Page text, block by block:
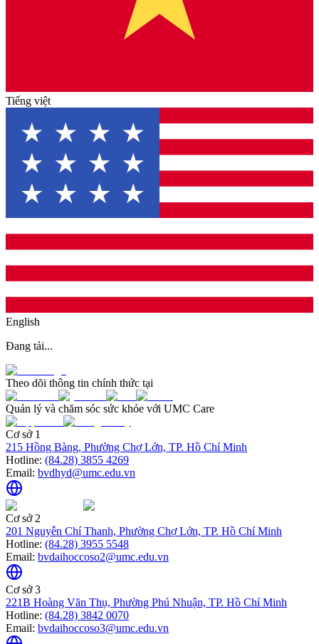
Tiếng việt
English
Đang tải...
Theo dõi thông tin chính thức tại
Quản lý và chăm sóc sức khỏe với UMC Care
Cơ sở 1
215 Hồng Bàng, Phường Chợ Lớn, TP. Hồ Chí Minh
Hotline: (84.28) 3855 4269
Email: bvdhyd@umc.edu.vn
Cơ sở 2
201 Nguyễn Chí Thanh, Phường Chợ Lớn, TP. Hồ Chí Minh
Hotline: (84.28) 3955 5548
Email: bvdaihoccoso2@umc.edu.vn
Cơ sở 3
221B Hoàng Văn Thụ, Phường Phú Nhuận, TP. Hồ Chí Minh
Hotline: (84.28) 3842 0070
Email: bvdaihoccoso3@umc.edu.vn